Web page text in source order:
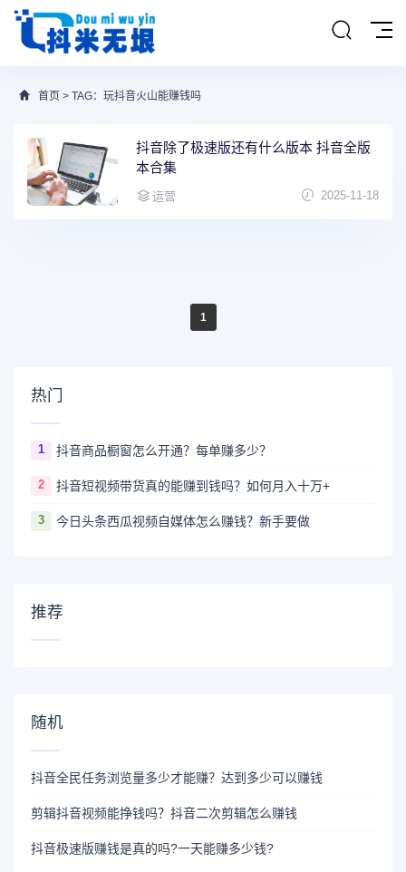
首页 > TAG：玩抖音火山能赚钱吗
抖音除了极速版还有什么版本 抖音全版
本合集
运营 2025-11-18
1
热门
1 抖音商品橱窗怎么开通？每单赚多少？
2 抖音短视频带货真的能赚到钱吗？如何月入十万+
3 今日头条西瓜视频自媒体怎么赚钱？新手要做
推荐
随机
抖音全民任务浏览量多少才能赚？达到多少可以赚钱
剪辑抖音视频能挣钱吗？抖音二次剪辑怎么赚钱
抖音极速版赚钱是真的吗?一天能赚多少钱?